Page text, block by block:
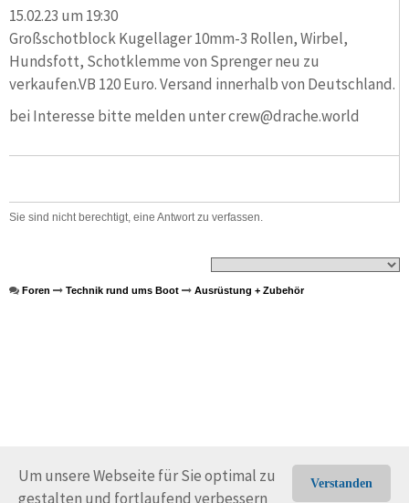
Verstanden
Um unsere Webseite für Sie optimal zu
gestalten und fortlaufend verbessern
15.02.23 um 19:30
Großschotblock Kugellager 10mm-3 Rollen, Wirbel,
Hundsfott, Schotklemme von Sprenger neu zu
verkaufen.VB 120 Euro. Versand innerhalb von Deutschland.
bei Interesse bitte melden unter crew@drache.world
Sie sind nicht berechtigt, eine Antwort zu verfassen.
Foren Technik rund ums Boot Ausrüstung + Zubehör